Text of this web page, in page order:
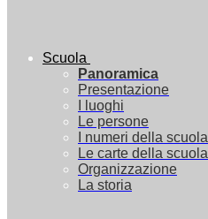
Scuola
Panoramica
Presentazione
I luoghi
Le persone
I numeri della scuola
Le carte della scuola
Organizzazione
La storia